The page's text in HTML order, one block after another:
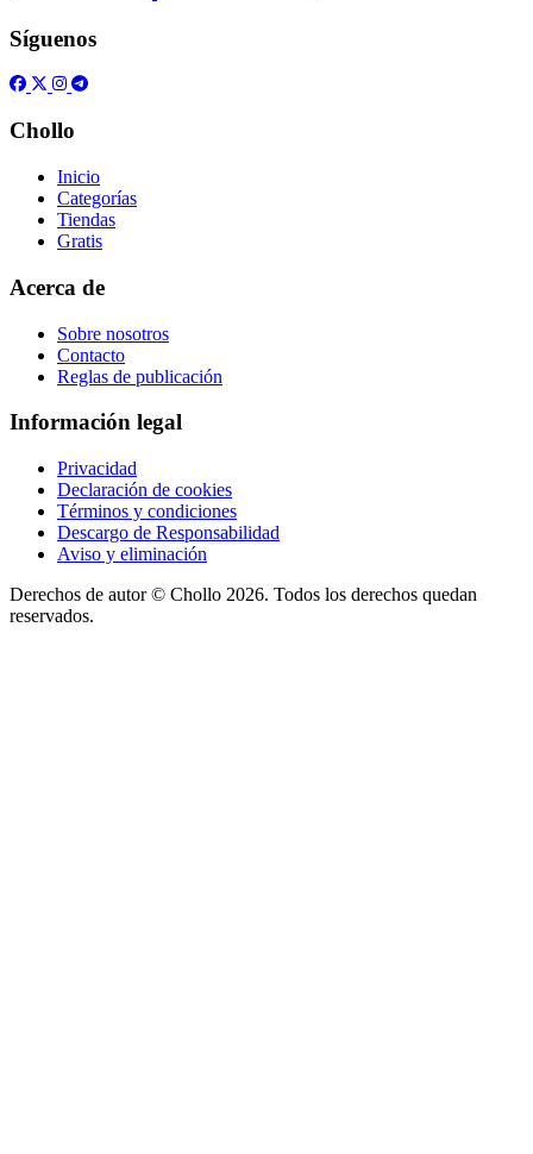
Síguenos
Chollo
Inicio
Categorías
Tiendas
Gratis
Acerca de
Sobre nosotros
Contacto
Reglas de publicación
Información legal
Privacidad
Declaración de cookies
Términos y condiciones
Descargo de Responsabilidad
Aviso y eliminación
Derechos de autor © Chollo 2026. Todos los derechos quedan
reservados.